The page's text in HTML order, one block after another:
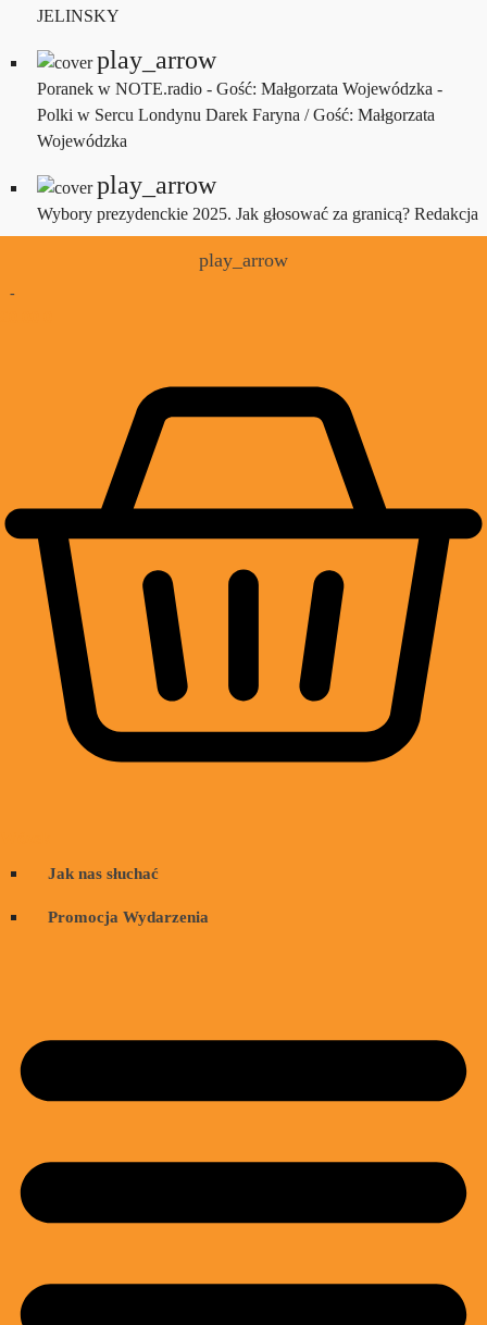
JELINSKY
play_arrow
Poranek w NOTE.radio - Gość: Małgorzata Wojewódzka -
Polki w Sercu Londynu Darek Faryna / Gość: Małgorzata
Wojewódzka
play_arrow
Wybory prezydenckie 2025. Jak głosować za granicą? Redakcja
play_arrow
-
Jak nas słuchać
Promocja Wydarzenia